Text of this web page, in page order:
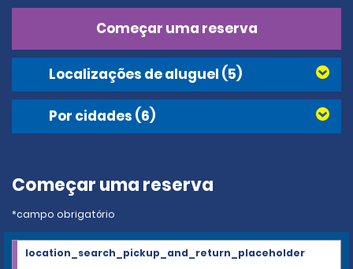
Começar uma reserva
Localizações de aluguel (5)
Por cidades (6)
Começar uma reserva
*campo obrigatório
location_search_pickup_and_return_placeholder